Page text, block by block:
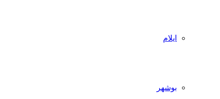
ایلام
بوشهر